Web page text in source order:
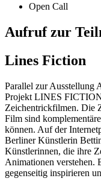
Open Call
Aufruf zur
Lines Fiction
Parallel zur
Projekt LINES
Zeichentrickfilmen. Die
Film sind
können. Auf der
Berliner Künstlerin
Künstlerinnen, die ihre
Animationen verstehen.
gegenseitig inspirieren